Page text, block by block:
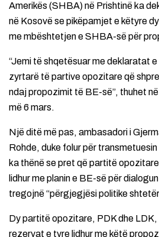
Amerikës (SHBA) në Prishtinë ka
në Kosovë se pikëpamjet e këtyre
me mbështetjen e SHBA-së për
“Jemi të shqetësuar me deklaratat
zyrtarë të partive opozitare që
ndaj propozimit të BE-së”, thuhet
më 6 mars.
Një ditë më pas, ambasadori i
Rohde, duke folur për
ka thënë se pret që partitë
lidhur me planin e BE-së për
tregojnë “përgjegjësi politike
Dy partitë opozitare, PDK dhe LDK,
rezervat e tyre lidhur me këtë